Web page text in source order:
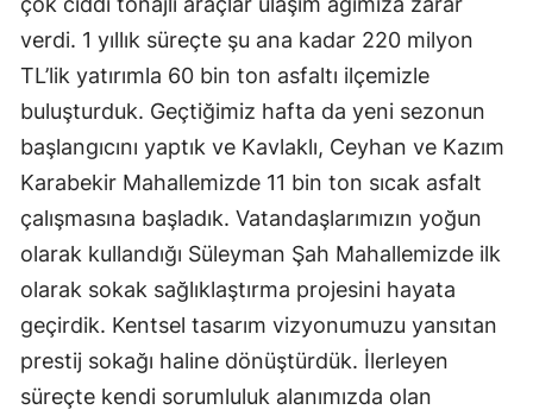
verdi. 1 yıllık süreçte şu ana kadar 220 milyon
TL’lik yatırımla 60 bin ton asfaltı ilçemizle
buluşturduk. Geçtiğimiz hafta da yeni sezonun
başlangıcını yaptık ve Kavlaklı, Ceyhan ve Kazım
Karabekir Mahallemizde 11 bin ton sıcak asfalt
çalışmasına başladık. Vatandaşlarımızın yoğun
olarak kullandığı Süleyman Şah Mahallemizde ilk
olarak sokak sağlıklaştırma projesini hayata
geçirdik. Kentsel tasarım vizyonumuzu yansıtan
prestij sokağı haline dönüştürdük. İlerleyen
süreçte kendi sorumluluk alanımızda olan